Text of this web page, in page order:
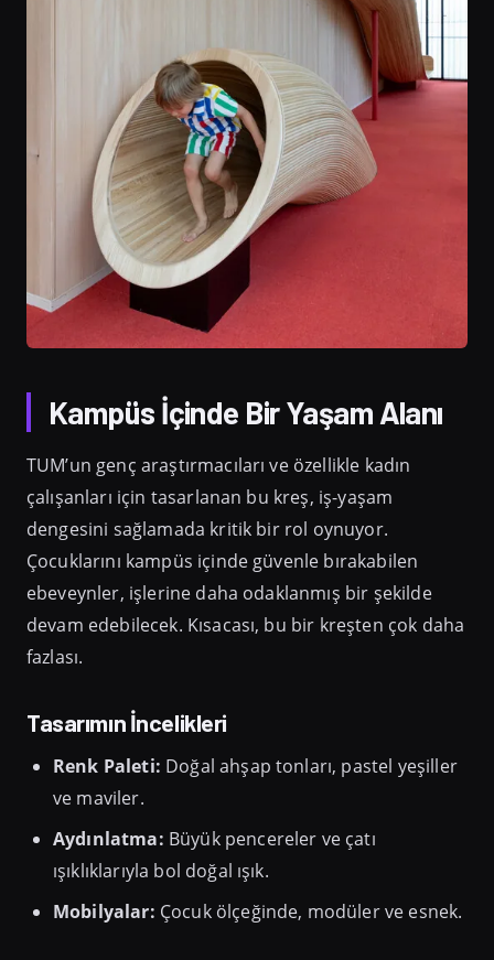
Kampüs İçinde Bir Yaşam Alanı
TUM’un genç araştırmacıları ve özellikle kadın
çalışanları için tasarlanan bu kreş, iş-yaşam
dengesini sağlamada kritik bir rol oynuyor.
Çocuklarını kampüs içinde güvenle bırakabilen
ebeveynler, işlerine daha odaklanmış bir şekilde
devam edebilecek. Kısacası, bu bir kreşten çok daha
fazlası.
Tasarımın İncelikleri
Renk Paleti: Doğal ahşap tonları, pastel yeşiller
ve maviler.
Aydınlatma: Büyük pencereler ve çatı
ışıklıklarıyla bol doğal ışık.
Mobilyalar: Çocuk ölçeğinde, modüler ve esnek.